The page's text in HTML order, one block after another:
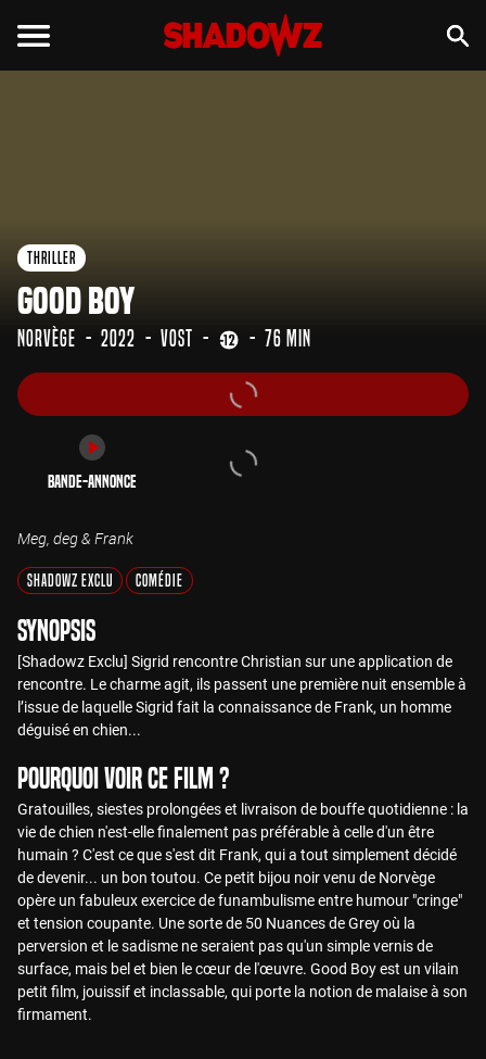
Thriller
Good Boy
Norvège 2022 VOST 76 min
Bande-annonce
Meg, deg & Frank
Shadowz Exclu Comédie
Synopsis
[Shadowz Exclu] Sigrid rencontre Christian sur une application de
rencontre. Le charme agit, ils passent une première nuit ensemble à
l’issue de laquelle Sigrid fait la connaissance de Frank, un homme
déguisé en chien...
Pourquoi voir ce film ?
Gratouilles, siestes prolongées et livraison de bouffe quotidienne : la
vie de chien n'est-elle finalement pas préférable à celle d'un être
humain ? C'est ce que s'est dit Frank, qui a tout simplement décidé
de devenir... un bon toutou. Ce petit bijou noir venu de Norvège
opère un fabuleux exercice de funambulisme entre humour "cringe"
et tension coupante. Une sorte de 50 Nuances de Grey où la
perversion et le sadisme ne seraient pas qu'un simple vernis de
surface, mais bel et bien le cœur de l'œuvre. Good Boy est un vilain
petit film, jouissif et inclassable, qui porte la notion de malaise à son
firmament.